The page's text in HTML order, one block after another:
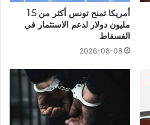
أمريكا تمنح تونس أكثر من 1.5
مليون دولار لدعم الاستثمار في
الفسفاط
2026-08-08